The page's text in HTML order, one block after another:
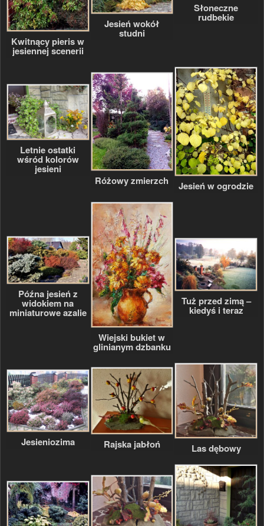
Kwitnący pieris w
jesiennej scenerii
Jesień wokół
studni
Słoneczne
rudbekie
Letnie ostatki
wśród kolorów
jesieni
Różowy zmierzch
Jesień w ogrodzie
Późna jesień z
widokiem na
miniaturowe azalie
Wiejski bukiet w
glinianym dzbanku
Tuż przed zimą –
kiedyś i teraz
Jesieniozima Rajska jabłoń Las dębowy